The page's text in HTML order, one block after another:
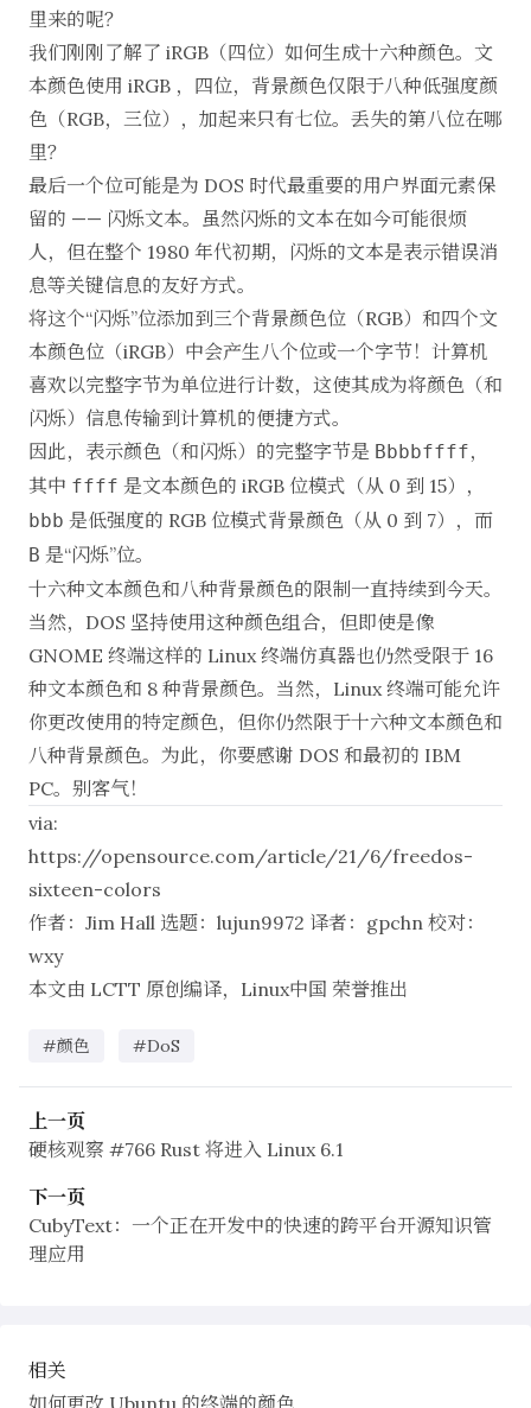
里来的呢？
我们刚刚了解了 iRGB（四位）如何生成十六种颜色。文
本颜色使用 iRGB ，四位，背景颜色仅限于八种低强度颜
色（RGB，三位），加起来只有七位。丢失的第八位在哪
里？
最后一个位可能是为 DOS 时代最重要的用户界面元素保
留的 —— 闪烁文本。虽然闪烁的文本在如今可能很烦
人，但在整个 1980 年代初期，闪烁的文本是表示错误消
息等关键信息的友好方式。
将这个“闪烁”位添加到三个背景颜色位（RGB）和四个文
本颜色位（iRGB）中会产生八个位或一个字节！计算机
喜欢以完整字节为单位进行计数，这使其成为将颜色（和
闪烁）信息传输到计算机的便捷方式。
因此，表示颜色（和闪烁）的完整字节是 Bbbbffff，
其中 ffff 是文本颜色的 iRGB 位模式（从 0 到 15），
bbb 是低强度的 RGB 位模式背景颜色（从 0 到 7），而
B 是“闪烁”位。
十六种文本颜色和八种背景颜色的限制一直持续到今天。
当然，DOS 坚持使用这种颜色组合，但即使是像
GNOME 终端这样的 Linux 终端仿真器也仍然受限于 16
种文本颜色和 8 种背景颜色。当然，Linux 终端可能允许
你更改使用的特定颜色，但你仍然限于十六种文本颜色和
八种背景颜色。为此，你要感谢 DOS 和最初的 IBM
PC。别客气！
via:
https://opensource.com/article/21/6/freedos-
sixteen-colors
作者： Jim Hall 选题： lujun9972 译者： gpchn 校对：
wxy
本文由 LCTT 原创编译， Linux中国 荣誉推出
#颜色 #DoS
上一页
硬核观察 #766 Rust 将进入 Linux 6.1
下一页
CubyText：一个正在开发中的快速的跨平台开源知识管
理应用
相关